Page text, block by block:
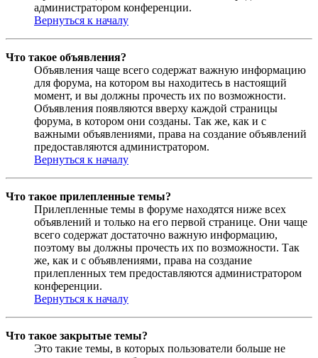
администратором конференции.
Вернуться к началу
Что такое объявления?
Объявления чаще всего содержат важную информацию
для форума, на котором вы находитесь в настоящий
момент, и вы должны прочесть их по возможности.
Объявления появляются вверху каждой страницы
форума, в котором они созданы. Так же, как и с
важными объявлениями, права на создание объявлений
предоставляются администратором.
Вернуться к началу
Что такое прилепленные темы?
Прилепленные темы в форуме находятся ниже всех
объявлений и только на его первой странице. Они чаще
всего содержат достаточно важную информацию,
поэтому вы должны прочесть их по возможности. Так
же, как и с объявлениями, права на создание
прилепленных тем предоставляются администратором
конференции.
Вернуться к началу
Что такое закрытые темы?
Это такие темы, в которых пользователи больше не